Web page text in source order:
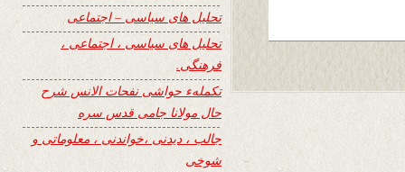
تحلیل های سیاسی – اجتماعی
تحلیل های سیاسی ، اجتماعی ،
فرهنگی.
تکملهء حواشی نفحات الانس شرح
حال مولانا جامی قدس سره
جالب ، دیدنی ،خواندنی ، معلوماتی و
شوخی